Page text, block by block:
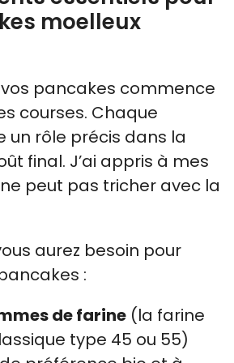
moelleux
pancakes commence
courses. Chaque
un rôle précis dans la
final. J’ai appris à mes
peut pas tricher avec la
aurez besoin pour
:
de farine (la farine
type 45 ou 55)